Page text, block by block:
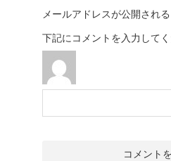
メールアドレスが公開され
下記にコメントを入力してく